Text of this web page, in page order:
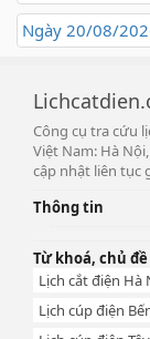
Ngày 20/08/
Công cụ tra cứu
Việt Nam: Hà
cập nhật liên tục
Thông tin
Từ khoá, chủ đề
Lịch cắt điện Hà
Lịch cúp điện